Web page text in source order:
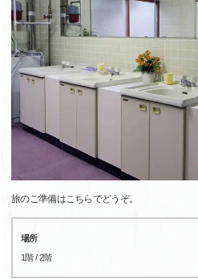
旅のご準備はこちらでどうぞ。
場所
1階 / 2階